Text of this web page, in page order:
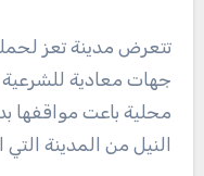
تتعرض مدينة تعز
جهات معادية للشرعية
محلية باعت مواقفها
النيل من المدينة